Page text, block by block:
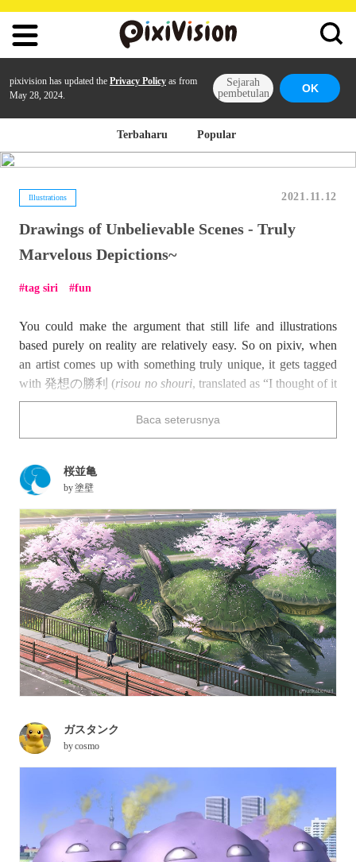
pixivision has updated the Privacy Policy as from
May 28, 2024.
Sejarah
pembetulan
OK
Terbaharu Popular
Illustrations 2021.11.12
Drawings of Unbelievable Scenes - Truly
Marvelous Depictions~
tag siri fun
You could make the argument that still life and illustrations
based purely on reality are relatively easy. So on pixiv, when
an artist comes up with something truly unique, it gets tagged
with 発想の勝利 (risou no shouri, translated as “I thought of it
first” on pixiv).
The illustrations featured below range from the fantastical to
the borderline bizarre. The steampunk Totoro (fromMy
Baca seterusnya
桜並亀
by塗壁
ガスタンク
bycosmo